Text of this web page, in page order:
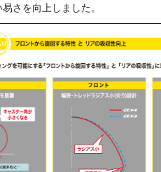
さを向上しました。